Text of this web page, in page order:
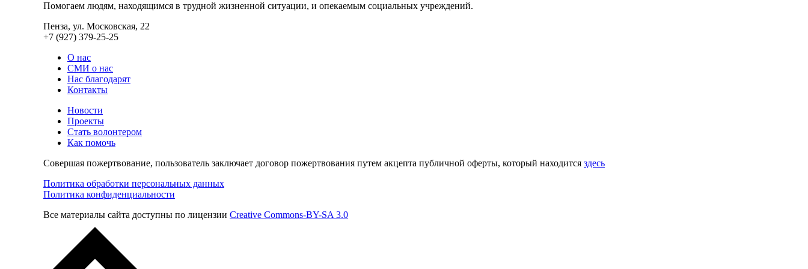
Помогаем людям, находящимся в трудной жизненной ситуации, и опекаемым социальных учреждений.
Пенза, ул. Московская, 22
+7 (927) 379-25-25
О нас
СМИ о нас
Нас благодарят
Контакты
Новости
Проекты
Стать волонтером
Как помочь
Совершая пожертвование, пользователь заключает договор пожертвования путем акцепта публичной оферты, который находится здесь
Политика обработки персональных данных
Политика конфиденциальности
Все материалы сайта доступны по лицензии Creative Commons-BY-SA 3.0